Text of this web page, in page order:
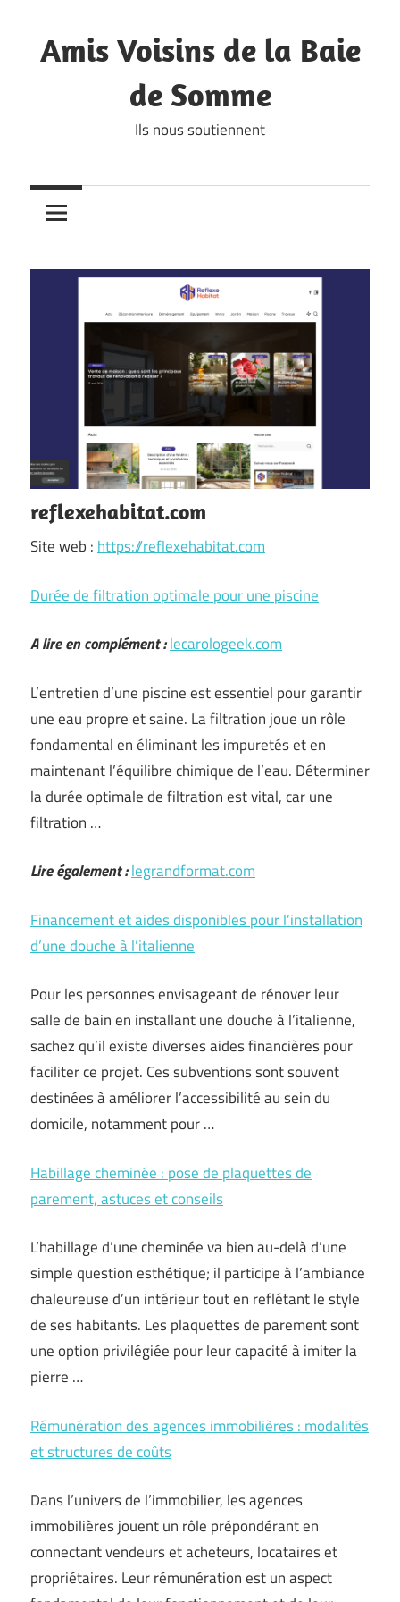
content
Amis Voisins de la Baie
de Somme
Ils nous soutiennent
reflexehabitat.com
Site web : https://reflexehabitat.com
Durée de filtration optimale pour une piscine
A lire en complément :lecarologeek.com
L’entretien d’une piscine est essentiel pour garantir
une eau propre et saine. La filtration joue un rôle
fondamental en éliminant les impuretés et en
maintenant l’équilibre chimique de l’eau. Déterminer
la durée optimale de filtration est vital, car une
filtration …
Lire également :legrandformat.com
Financement et aides disponibles pour l’installation
d’une douche à l’italienne
Pour les personnes envisageant de rénover leur
salle de bain en installant une douche à l’italienne,
sachez qu’il existe diverses aides financières pour
faciliter ce projet. Ces subventions sont souvent
destinées à améliorer l’accessibilité au sein du
domicile, notamment pour …
Habillage cheminée : pose de plaquettes de
parement, astuces et conseils
L’habillage d’une cheminée va bien au-delà d’une
simple question esthétique; il participe à l’ambiance
chaleureuse d’un intérieur tout en reflétant le style
de ses habitants. Les plaquettes de parement sont
une option privilégiée pour leur capacité à imiter la
pierre …
Rémunération des agences immobilières : modalités
et structures de coûts
Dans l’univers de l’immobilier, les agences
immobilières jouent un rôle prépondérant en
connectant vendeurs et acheteurs, locataires et
propriétaires. Leur rémunération est un aspect